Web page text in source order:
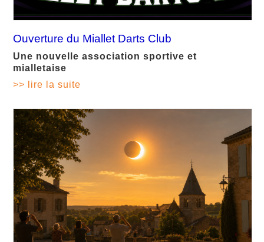
Ouverture du Miallet Darts Club
Une nouvelle association sportive et
mialletaise
>> lire la suite